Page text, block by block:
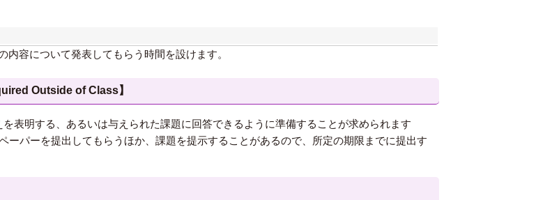
容について発表してもらう時間を設けます。
Outside of Class】
表明する、あるいは与えられた課題に回答できるように準備することが求められます
ーパーを提出してもらうほか、課題を提示することがあるので、所定の期限までに提出す